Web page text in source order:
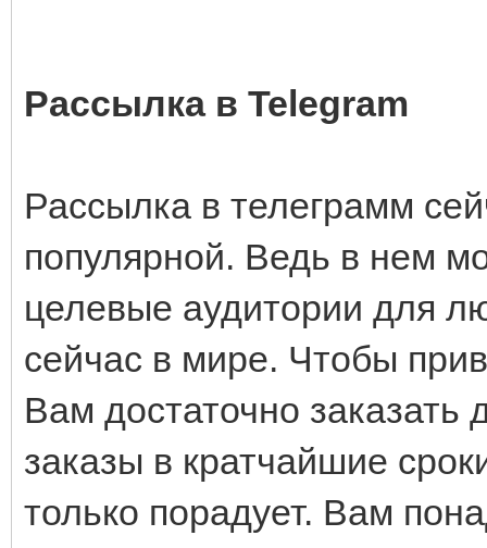
Рассылка в Telegram
Рассылка в телеграмм
популярной. Ведь в нем
целевые аудитории для
сейчас в мире. Чтобы
Вам достаточно
заказы в кратчайшие
только порадует. Вам